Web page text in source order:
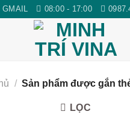
GMAIL 08:00 - 17:00
/ Sản phẩm được gắn
LỌC